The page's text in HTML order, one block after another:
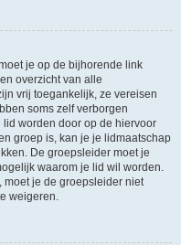
je op de bijhorende link
overzicht van alle
vrij toegankelijk, ze vereisen
soms zelf verborgen
worden door op de hiervoor
groep is, kan je je lidmaatschap
De groepsleider moet je
waarom je lid wil worden.
moet je de groepsleider niet
weigeren.